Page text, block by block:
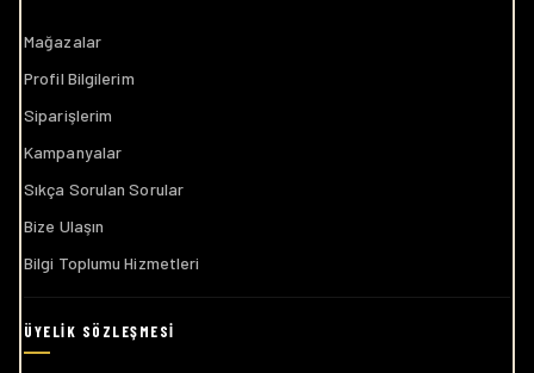
Mağazalar
Profil Bilgilerim
Siparişlerim
Kampanyalar
Sıkça Sorulan Sorular
Bize Ulaşın
Bilgi Toplumu Hizmetleri